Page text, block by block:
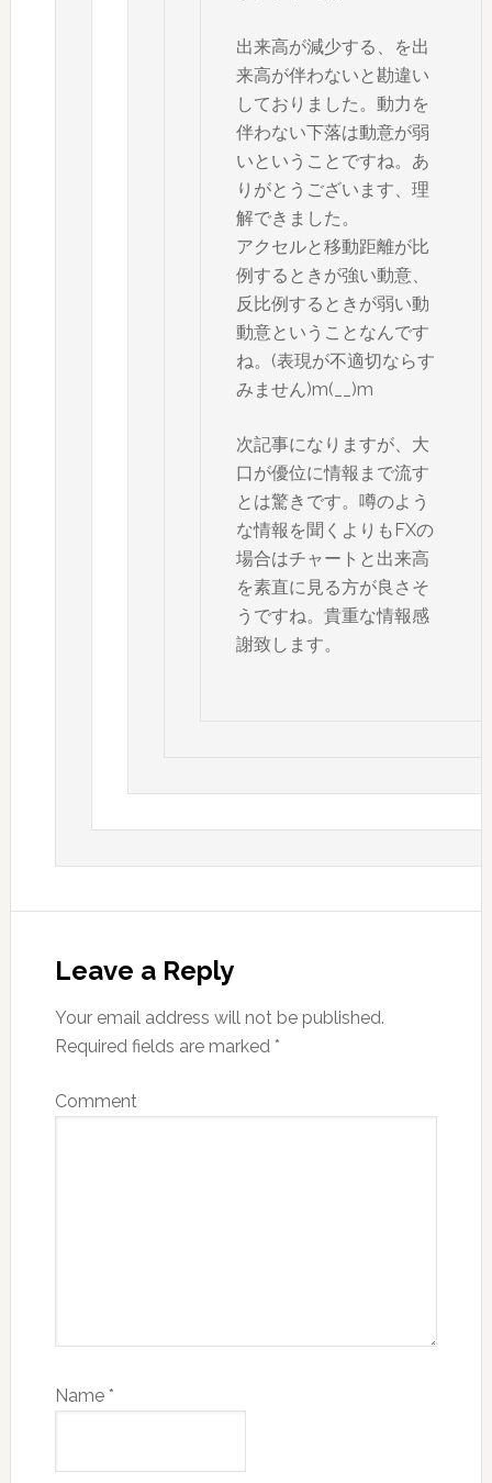
出来高が減少する、を出
来高が伴わないと勘違い
しておりました。動力を
伴わない下落は動意が弱
いということですね。あ
りがとうございます、理
解できました。
アクセルと移動距離が比
例するときが強い動意、
反比例するときが弱い動
動意ということなんです
ね。(表現が不適切ならす
みません)m(__)m
次記事になりますが、大
口が優位に情報まで流す
とは驚きです。噂のよう
な情報を聞くよりもFXの
場合はチャートと出来高
を素直に見る方が良さそ
うですね。貴重な情報感
謝致します。
Leave a Reply
Your email address will not be published.
Required fields are marked *
Comment
Name *